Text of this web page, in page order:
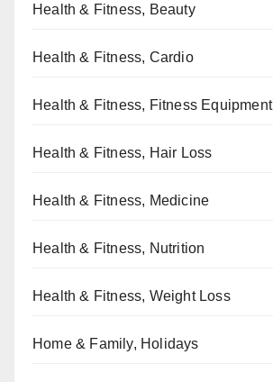
Health & Fitness, Beauty
Health & Fitness, Cardio
Health & Fitness, Fitness Equipment
Health & Fitness, Hair Loss
Health & Fitness, Medicine
Health & Fitness, Nutrition
Health & Fitness, Weight Loss
Home & Family, Holidays